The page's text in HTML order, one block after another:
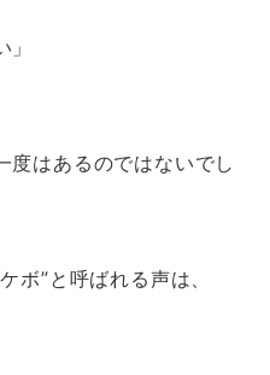
度はあるのではないでし
ボ”と呼ばれる声は、